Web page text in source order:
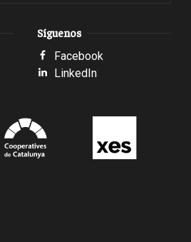
Síguenos
Facebook
LinkedIn